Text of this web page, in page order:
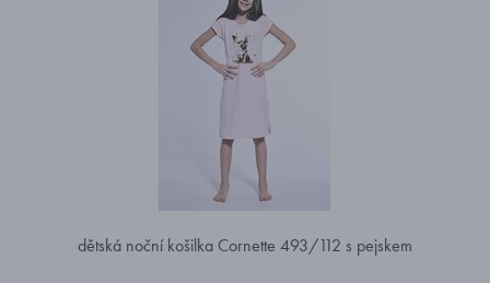
dětská noční košilka Cornette 493/112 s pejskem